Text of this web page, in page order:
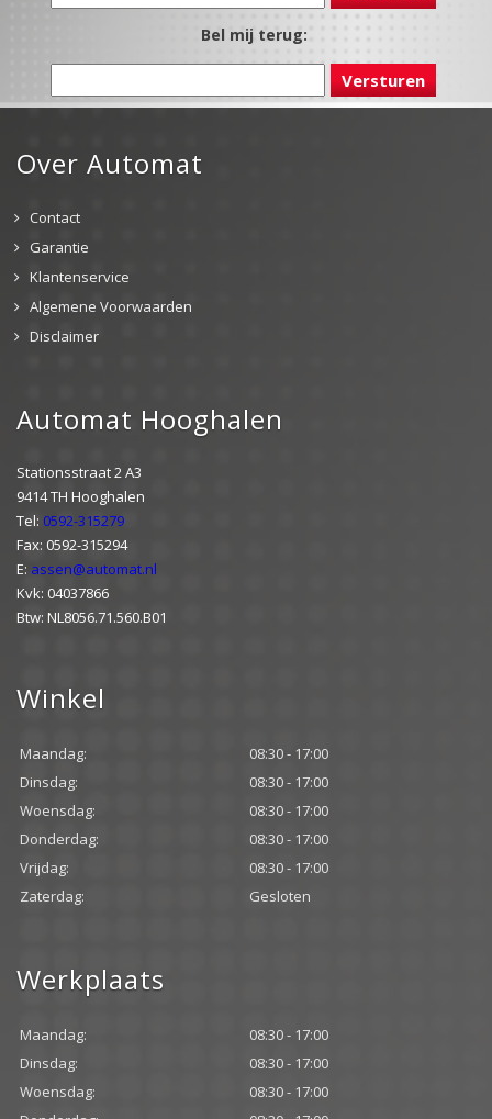
Bel mij terug:
Over Automat
Contact
Garantie
Klantenservice
Algemene Voorwaarden
Disclaimer
Automat Hooghalen
Stationsstraat 2 A3
9414 TH Hooghalen
Tel: 0592-315279
Fax: 0592-315294
E: assen@automat.nl
Kvk: 04037866
Btw: NL8056.71.560.B01
Winkel
Maandag:
08:30 - 17:00
Dinsdag:
08:30 - 17:00
Woensdag:
08:30 - 17:00
Donderdag:
08:30 - 17:00
Vrijdag:
08:30 - 17:00
Zaterdag:
Gesloten
Werkplaats
Maandag:
08:30 - 17:00
Dinsdag:
08:30 - 17:00
Woensdag:
08:30 - 17:00